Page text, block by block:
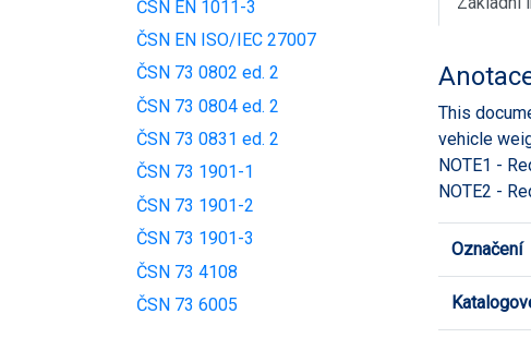
ČSN EN 1011-3
ČSN EN ISO/IEC 27007
ČSN 73 0802 ed. 2
ČSN 73 0804 ed. 2
ČSN 73 0831 ed. 2
ČSN 73 1901-1
ČSN 73 1901-2
ČSN 73 1901-3
ČSN 73 4108
ČSN 73 6005
This
vehicle
NOTE1 -
NOTE2 -
Označení